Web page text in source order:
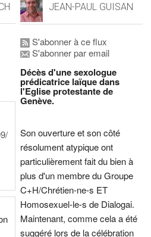
JEAN-PAUL GUISAN
S'abonner à ce flux
S'abonner par email
Décès d'une sexologue
prédicatrice laïque dans
l'Eglise protestante de
Genève.
Son ouverture et son côté
résolument atypique ont
particulièrement fait du bien à
plus d'un membre du Groupe
C+H/Chrétien-ne-s ET
Homosexuel-le-s de Dialogai.
Maintenant, comme cela a été
suggéré lors de la célébration